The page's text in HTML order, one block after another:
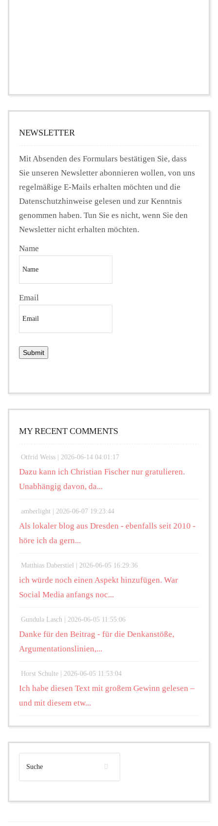
NEWSLETTER
Mit Absenden des Formulars bestätigen Sie, dass
Sie unseren Newsletter abonnieren wollen, von uns
regelmäßige E-Mails erhalten möchten und die
Datenschutzhinweise gelesen und zur Kenntnis
genommen haben. Tun Sie es nicht, wenn Sie den
Newsletter nicht erhalten möchten.
Name
Email
MY RECENT COMMENTS
Otfrid Weiss | 2026-06-14 04:01:17
Dazu kann ich Christian Fischer nur gratulieren.
Unabhängig davon, da...
amberlight | 2026-06-07 19:23:44
Als lokaler blog aus Dresden - ebenfalls seit 2010 -
höre ich da gern...
Matthias Daberstiel | 2026-06-05 16:29:36
ich würde noch einen Aspekt hinzufügen. War
Social Media anfangs noc...
Gundula Lasch | 2026-06-05 11:55:06
Danke für den Beitrag - für die Denkanstöße,
Argumentationslinien,...
Horst Schulte | 2026-06-05 11:53:04
Ich habe diesen Text mit großem Gewinn gelesen –
und mit diesem etw...